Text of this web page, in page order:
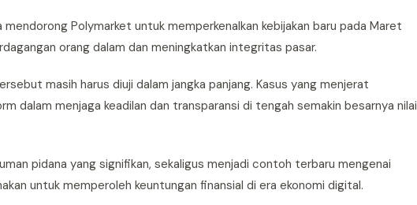
Polymarket untuk memperkenalkan kebijakan baru pada Maret
orang dalam dan meningkatkan integritas pasar.
masih harus diuji dalam jangka panjang. Kasus yang menjerat
dalam menjaga keadilan dan transparansi di tengah semakin besarnya nilai
pidana yang signifikan, sekaligus menjadi contoh terbaru mengenai
untuk memperoleh keuntungan finansial di era ekonomi digital.